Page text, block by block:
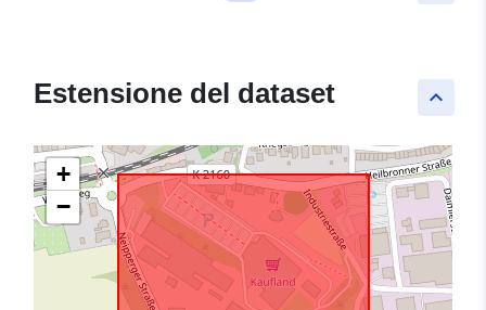
keyboard_arrow_up
Estensione del dataset
+
−